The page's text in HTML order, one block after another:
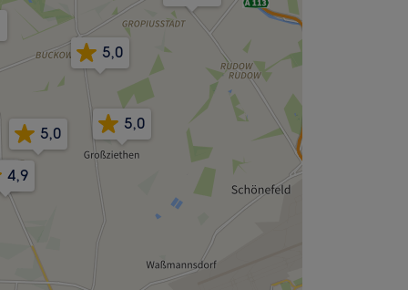
5,0
4,9
5,0
5,0